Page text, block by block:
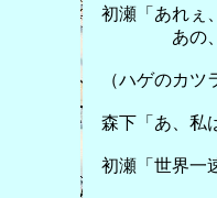
初瀬「あれぇ
あの、すい
（ハゲのカツ
森下「あ、私
初瀬「世界一